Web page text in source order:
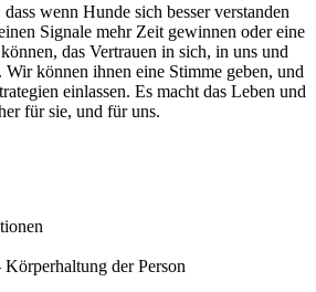
wenn Hunde sich besser verstanden
Signale mehr Zeit gewinnen oder eine
das Vertrauen in sich, in uns und
können ihnen eine Stimme geben, und
einlassen. Es macht das Leben und
für sie, und für uns.
der Person